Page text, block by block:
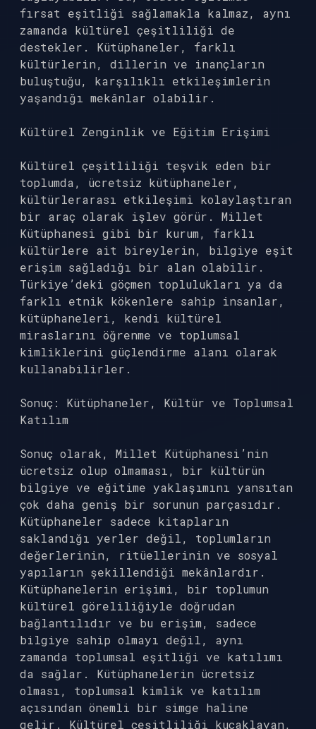
fırsat eşitliği sağlamakla kalmaz, aynı
zamanda kültürel çeşitliliği de
destekler. Kütüphaneler, farklı
kültürlerin, dillerin ve inançların
buluştuğu, karşılıklı etkileşimlerin
yaşandığı mekânlar olabilir.
Kültürel Zenginlik ve Eğitim Erişimi
Kültürel çeşitliliği teşvik eden bir
toplumda, ücretsiz kütüphaneler,
kültürlerarası etkileşimi kolaylaştıran
bir araç olarak işlev görür. Millet
Kütüphanesi gibi bir kurum, farklı
kültürlere ait bireylerin, bilgiye eşit
erişim sağladığı bir alan olabilir.
Türkiye’deki göçmen toplulukları ya da
farklı etnik kökenlere sahip insanlar,
kütüphaneleri, kendi kültürel
miraslarını öğrenme ve toplumsal
kimliklerini güçlendirme alanı olarak
kullanabilirler.
Sonuç: Kütüphaneler, Kültür ve Toplumsal
Katılım
Sonuç olarak, Millet Kütüphanesi’nin
ücretsiz olup olmaması, bir kültürün
bilgiye ve eğitime yaklaşımını yansıtan
çok daha geniş bir sorunun parçasıdır.
Kütüphaneler sadece kitapların
saklandığı yerler değil, toplumların
değerlerinin, ritüellerinin ve sosyal
yapıların şekillendiği mekânlardır.
Kütüphanelerin erişimi, bir toplumun
kültürel göreliliğiyle doğrudan
bağlantılıdır ve bu erişim, sadece
bilgiye sahip olmayı değil, aynı
zamanda toplumsal eşitliği ve katılımı
da sağlar. Kütüphanelerin ücretsiz
olması, toplumsal kimlik ve katılım
açısından önemli bir simge haline
gelir. Kültürel çeşitliliği kucaklayan,